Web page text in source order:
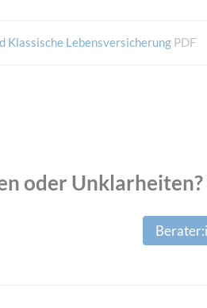
Klassische Lebensversicherung PDF
oder